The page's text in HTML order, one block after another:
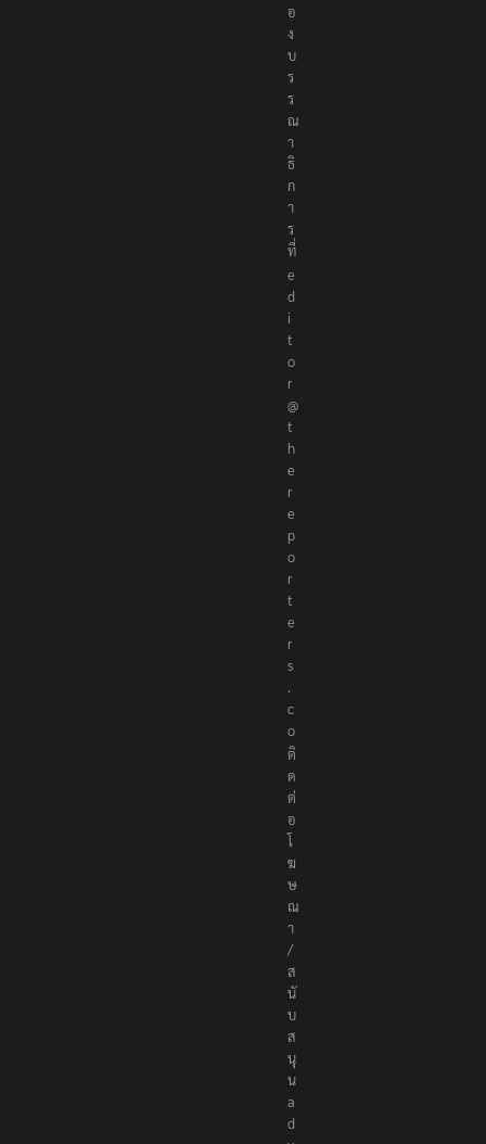
ก
อ
ง
บ
ร
ร
ณ
า
ธิ
ก
า
ร
ที่
e
d
i
t
o
r
@
t
h
e
r
e
p
o
r
t
e
r
s
.
c
o
ติ
ด
ต่
อ
โ
ฆ
ษ
ณ
า
/
ส
นั
บ
ส
นุ
น
a